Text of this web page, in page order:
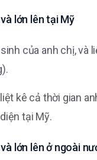
lớn lên tại Mỹ
của anh chị,
kê cả thời gian
tại Mỹ.
lớn lên ở ngoài